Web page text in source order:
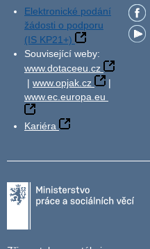
Elektronické podání
žádosti o podporu
(IS KP21+)
Související weby:
www.dotaceeu.cz
| www.opjak.cz
|
www.ec.europa.eu
Kariéra